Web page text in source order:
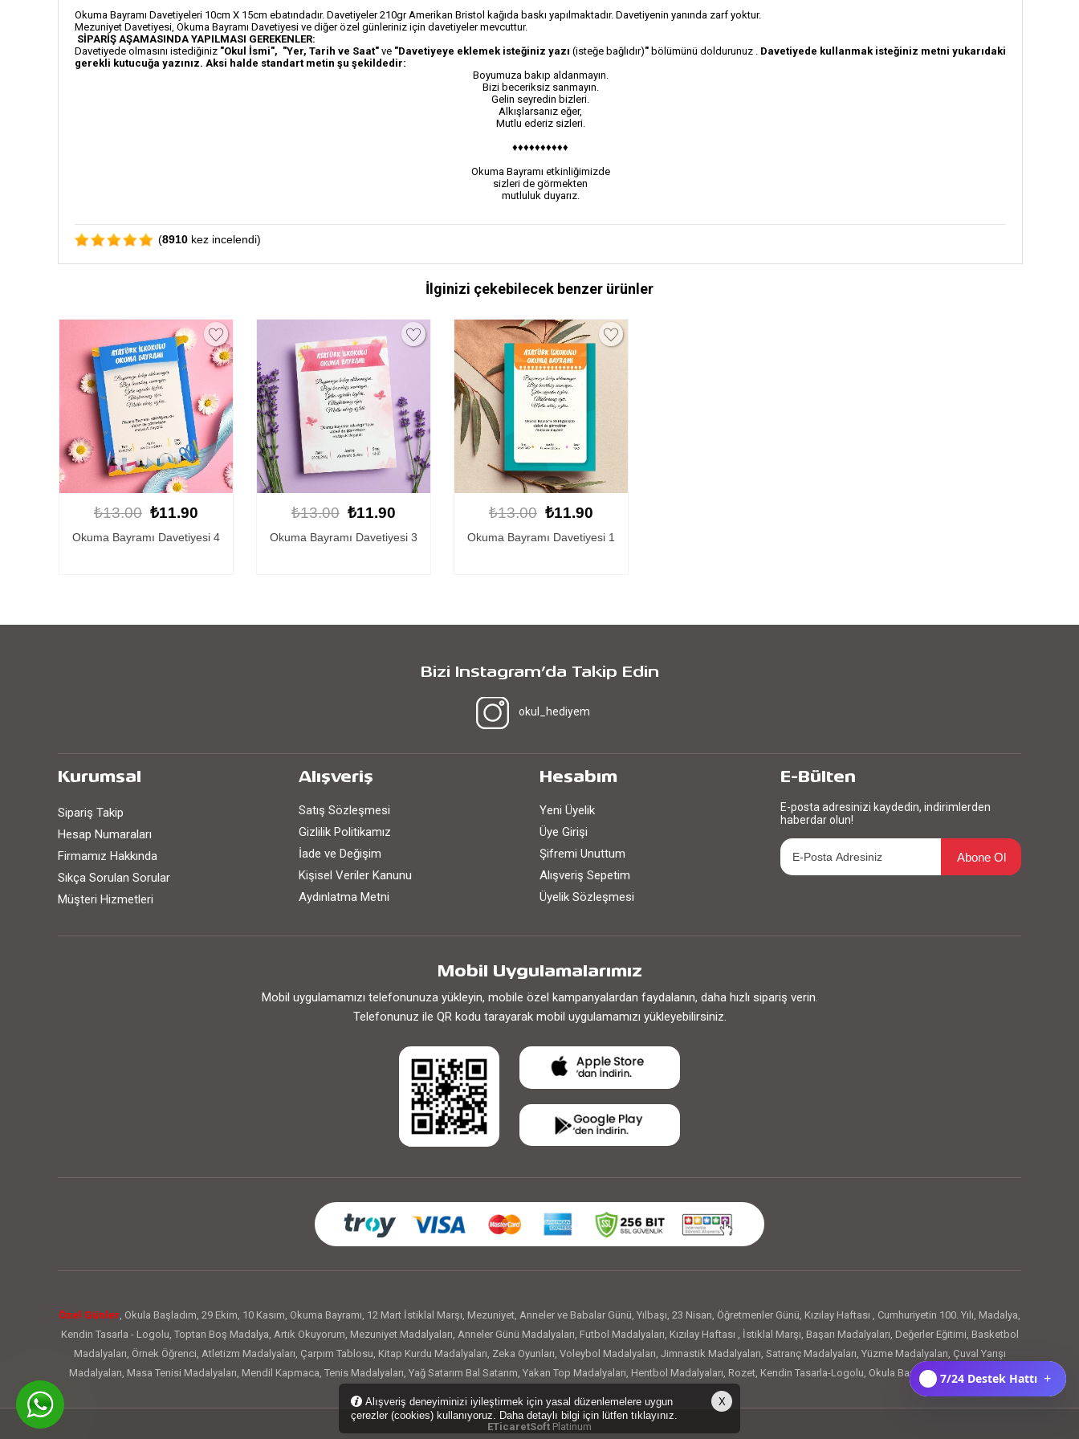
Okuma Bayramı Davetiyeleri 10cm X 15cm ebatındadır. Davetiyeler 210gr Amerikan Bristol kağıda baskı yapılmaktadır. Davetiyenin yanında zarf yoktur.
Mezuniyet Davetiyesi, Okuma Bayramı Davetiyesi ve diğer özel günleriniz için davetiyeler mevcuttur.
SİPARİŞ AŞAMASINDA YAPILMASI GEREKENLER:
Davetiyede olmasını istediğiniz "Okul İsmi", "Yer, Tarih ve Saat" ve "Davetiyeye eklemek isteğiniz yazı (isteğe bağlıdır)" bölümünü doldurunuz . Davetiyede kullanmak isteğiniz metni yukarıdaki
gerekli kutucuğa yazınız. Aksi halde standart metin şu şekildedir:
Boyumuza bakıp aldanmayın.
Bizi beceriksiz sanmayın.
Gelin seyredin bizleri.
Alkışlarsanız eğer,
Mutlu ederiz sizleri.
♦♦♦♦♦♦♦♦♦♦
Okuma Bayramı etkinliğimizde
sizleri de görmekten
mutluluk duyarız.
(8910 kez incelendi)
İlginizi çekebilecek benzer ürünler
₺13.00 ₺11.90
Okuma Bayramı Davetiyesi 4
₺13.00 ₺11.90
Okuma Bayramı Davetiyesi 3
₺13.00 ₺11.90
Okuma Bayramı Davetiyesi 1
Bizi Instagram’da Takip Edin
okul_hediyem
Kurumsal
Sipariş Takip
Hesap Numaraları
Firmamız Hakkında
Sıkça Sorulan Sorular
Müşteri Hizmetleri
Alışveriş
Satış Sözleşmesi
Gizlilik Politikamız
İade ve Değişim
Kişisel Veriler Kanunu
Aydınlatma Metni
Hesabım
Yeni Üyelik
Üye Girişi
Şifremi Unuttum
Alışveriş Sepetim
Üyelik Sözleşmesi
E-Bülten
E-posta adresinizi kaydedin, indirimlerden
haberdar olun!
Abone Ol
Mobil Uygulamalarımız
Mobil uygulamamızı telefonunuza yükleyin, mobile özel kampanyalardan faydalanın, daha hızlı sipariş verin.
Telefonunuz ile QR kodu tarayarak mobil uygulamamızı yükleyebilirsiniz.
Özel Günler, Okula Başladım, 29 Ekim, 10 Kasım, Okuma Bayramı, 12 Mart İstiklal Marşı, Mezuniyet, Anneler ve Babalar Günü, Yılbaşı, 23 Nisan, Öğretmenler Günü, Kızılay Haftası , Cumhuriyetin 100. Yılı, Madalya,
Kendin Tasarla - Logolu, Toptan Boş Madalya, Artık Okuyorum, Mezuniyet Madalyaları, Anneler Günü Madalyaları, Futbol Madalyaları, Kızılay Haftası , İstiklal Marşı, Başarı Madalyaları, Değerler Eğitimi, Basketbol
Madalyaları, Örnek Öğrenci, Atletizm Madalyaları, Çarpım Tablosu, Kitap Kurdu Madalyaları, Zeka Oyunları, Voleybol Madalyaları, Jimnastik Madalyaları, Satranç Madalyaları, Yüzme Madalyaları, Çuval Yarışı
Madalyaları, Masa Tenisi Madalyaları, Mendil Kapmaca, Tenis Madalyaları, Yağ Satarım Bal Satarım, Yakan Top Madalyaları, Hentbol Madalyaları, Rozet, Kendin Tasarla-Logolu, Okula Başladım Rozetleri ,Artık
İstiklal Marşı Rozetleri 29 Ekim Cumhuriyet Bayramı
Rozetleri,Sınıf Başkanı Rozetleri,Emoji Rozetleri,Çarpım Tablosu Rozetleri,Matematik Dehası,Öğretmenler Günü Rozetleri,10 Kasım Atatürk Rozeti,23 Nisan Rozetleri,Pano ve Süsleme,Panolar,Kapı Süsü,
Taç,Tohumlu Kalem,Veli Hediyeleri,Boyama Setleri,Kaşeler,Lokum ve Şeker Kutusu,Kalemlik
ETicaretSoft Platinum
Alışveriş deneyiminizi iyileştirmek için yasal düzenlemelere uygun
çerezler (cookies) kullanıyoruz. Daha detaylı bilgi için lütfen tıklayınız.
X
7/24 Destek Hattı +